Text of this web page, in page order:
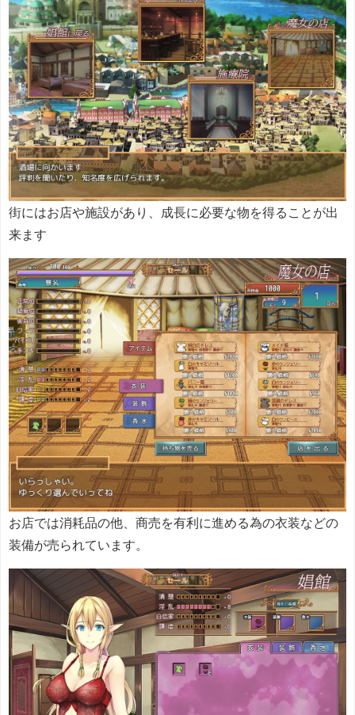
街にはお店や施設があり、成長に必要な物を得ることが出
来ます
お店では消耗品の他、商売を有利に進める為の衣装などの
装備が売られています。